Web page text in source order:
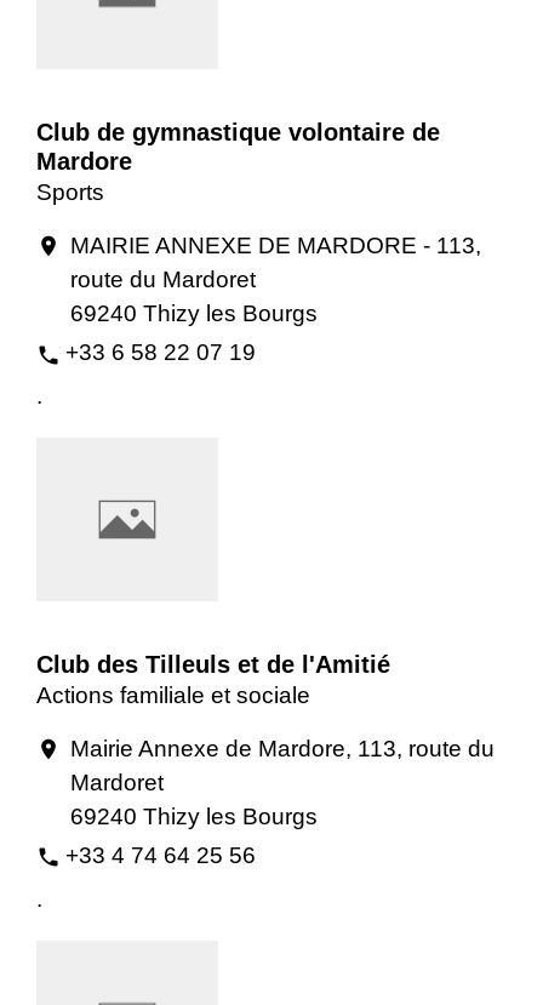
Club de gymnastique volontaire de
Mardore
Sports
location_on
MAIRIE ANNEXE DE MARDORE - 113,
route du Mardoret
69240 Thizy les Bourgs
phone +33 6 58 22 07 19
.
Club des Tilleuls et de l'Amitié
Actions familiale et sociale
location_on
Mairie Annexe de Mardore, 113, route du
Mardoret
69240 Thizy les Bourgs
phone +33 4 74 64 25 56
.